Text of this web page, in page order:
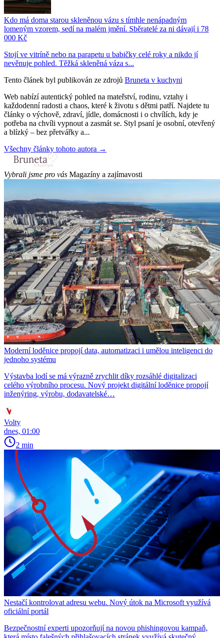
Kdo má doma starou skleněnou vázu s tímhle nenápadným
lomeným vzorem, sedí na malém jmění. Sběratelé za ni dávají i 78
000 Kč
Stojí ve vitríně nebo na parapetu u babičky celé roky a nikdo jí
nevěnuje pohled. Těžká skleněná váza s...
Tento článek byl publikován ze zdrojů Bruneta v kuchyni
Web nabízí autentický pohled na mateřství, rodinu, vztahy i
každodenní radosti a chaos, které k životu s dětmi patří. Najdete tu
články o výchově, zdraví, jídle, domácnosti i o chvílích, kdy je
potřeba na chvíli vypnout a zasmát se. Styl psaní je osobní, otevřený
a blízký – bez přetvářky a...
Všechny články tohoto autora →
Vybrali jsme pro vás Magazíny a zajímavosti
Moderní loděnice propojí data, automatizaci i umělou inteligenci do
jednoho systému
Výstavba lodí se má výrazně zrychlit díky rozsáhlé digitalizaci
celého výrobního procesu. Nový projekt digitální loděnice propojí
inženýring, výrobu, dodavatelské…
Volty
dnes, 01:00
2 min
Nestačí kontrolovat adresu webu. Nový útok na Microsoft využívá
oficiální portál
Bezpečnostní experti upozorňují na novou phishingovou kampaň,